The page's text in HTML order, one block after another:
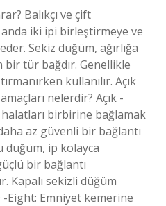
Balıkçı ve çift
anda iki ipi birleştirmeye ve
Sekiz düğüm, ağırlığa
tür bağdır. Genellikle
kullanılır. Açık
nelerdir? Açık -
birbirine bağlamak
az güvenli bir bağlantı
düğüm, ip kolayca
bir bağlantı
Kapalı sekizli düğüm
-Eight: Emniyet kemerine